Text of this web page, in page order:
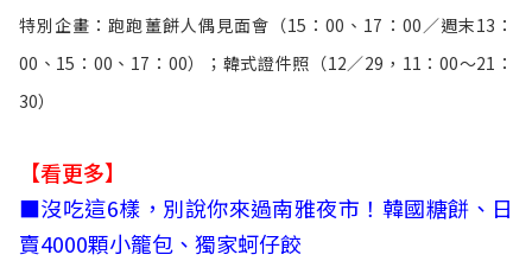
特別企畫：跑跑薑餅人偶見面會（15：00、17：00／週末13：
00、15：00、17：00）；韓式證件照（12／29，11：00～21：
30）
【看更多】
■沒吃這6樣，別說你來過南雅夜市！韓國糖餅、日
賣4000顆小籠包、獨家蚵仔餃